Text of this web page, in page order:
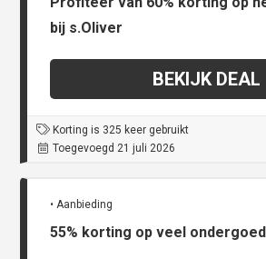
bij s.Oliver
BEKIJK DEAL
Korting is 325 keer gebruikt
Toegevoegd 21 juli 2026
• Aanbieding
55% korting op veel